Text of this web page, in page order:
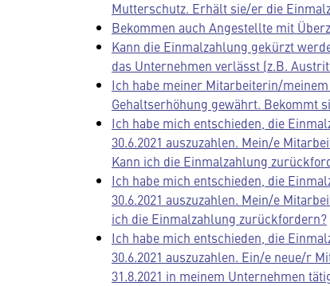
Mutterschutz. Erhält sie/er die
Bekommen auch Angestellte mit
Kann die Einmalzahlung gekürzt
das Unternehmen verlässt (z.B.
Ich habe meiner Mitarbeiterin/
Gehaltserhöhung gewährt. Bekommt
Ich habe mich entschieden, die
30.6.2021 auszuzahlen. Mein/e
Kann ich die Einmalzahlung
Ich habe mich entschieden, die
30.6.2021 auszuzahlen. Mein/e
ich die Einmalzahlung zurückfordern?
Ich habe mich entschieden, die
30.6.2021 auszuzahlen. Ein/e neue/r
31.8.2021 in meinem Unternehmen